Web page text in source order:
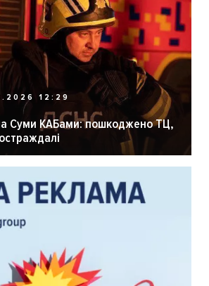
12:29
Суми КАБами: пошкоджено ТЦ,